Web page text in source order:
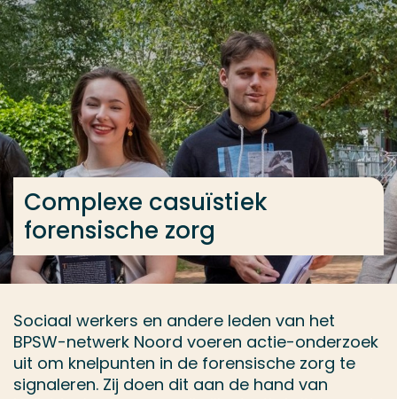
Ga direct naar de content
... > Complexe casuïstiek forensische zorg
Complexe casuïstiek
forensische zorg
Sociaal werkers en andere leden van het
BPSW-netwerk Noord voeren actie-onderzoek
uit om knelpunten in de forensische zorg te
signaleren. Zij doen dit aan de hand van
Veel gezocht
Opleiding